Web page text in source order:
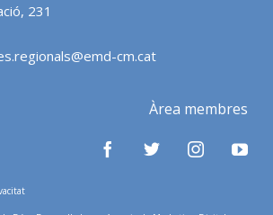
231
cm.cat
Àrea membres